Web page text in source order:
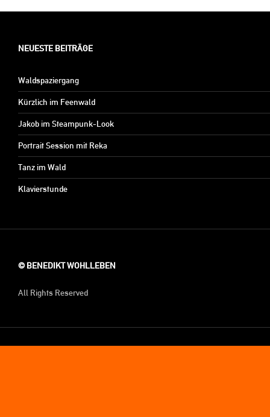
NEUESTE BEITRÄGE
Waldspaziergang
Kürzlich im Feenwald
Jakob im Steampunk-Look
Portrait Session mit Reka
Tanz im Wald
Klavierstunde
© BENEDIKT WOHLLEBEN
All Rights Reserved